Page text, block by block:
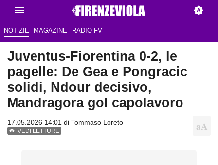
NOTIZIE MAGAZINE RADIO FV
Juventus-Fiorentina 0-2, le
pagelle: De Gea e Pongracic
solidi, Ndour decisivo,
Mandragora gol capolavoro
17.05.2026 14:01 di Tommaso Loreto
VEDI LETTURE